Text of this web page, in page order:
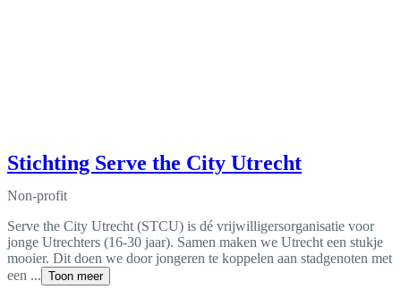
Stichting Serve the City Utrecht
Non-profit
Serve the City Utrecht (STCU) is dé vrijwilligersorganisatie voor
jonge Utrechters (16-30 jaar). Samen maken we Utrecht een stukje
mooier. Dit doen we door jongeren te koppelen aan stadgenoten met
een ... Toon meer